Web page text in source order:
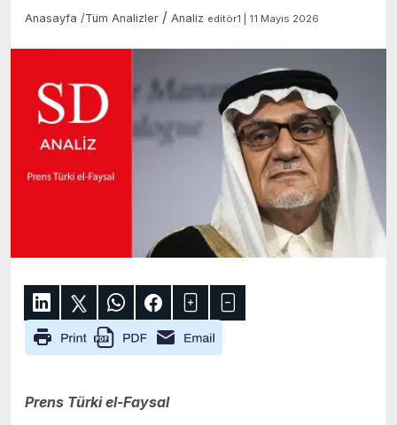
Anasayfa /Tüm Analizler / Analiz editör1 | 11 Mayıs 2026
Prens Türki el-Faysal